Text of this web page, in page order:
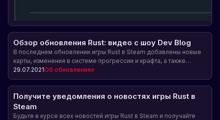
Обзор обновления Rust: видео с шоу Dev Blog
В последнем обновлении игры Rust в Steam добавлены новые
карты, изменения в системе прогрессии и крафта, а также
улучшения производительности и исправления ошибок. Узнайте
подробности в видео с шоу Dev Blog на официальном канале
Rust.
29.07.2021Об обновлениях
Получите уведомления о новостях игры Rust в
Steam
Будьте в курсе всех новостей игры Rust в Steam и получайте